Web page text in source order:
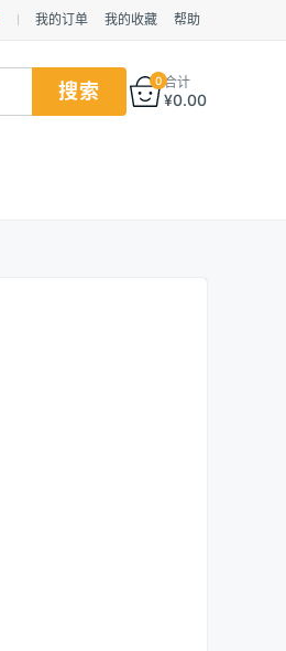
我的订单 我的收藏 帮助
0合计
¥0.00